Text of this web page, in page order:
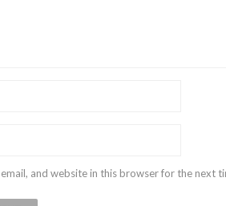
email, and website in this browser for the next